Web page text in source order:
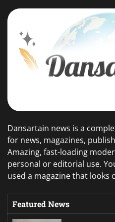
Dansartain news is a
for news, magazines,
Amazing, fast-loading
personal or editorial use.
used a magazine that looks
Featured News